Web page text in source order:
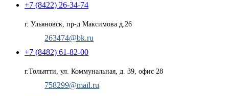
+7 (8422) 26-34-74
г. Ульяновск, пр-д Максимова д.26
263474@bk.ru
+7 (8482) 61-82-00
г.Тольятти, ул. Коммунальная, д. 39, офис 28
758299@mail.ru